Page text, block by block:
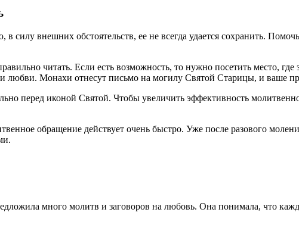
силу внешних обстоятельств, ее не всегда удается сохранить.
читать. Если есть возможность, то нужно посетить место,
любви. Монахи отнесут письмо на могилу Святой Старицы, и ваше
перед иконой Святой. Чтобы увеличить эффективность
обращение действует очень быстро. Уже после разового
много молитв и заговоров на любовь. Она понимала, что